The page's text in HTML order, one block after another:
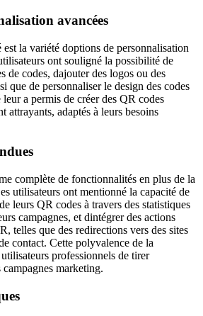
avancées
la variété doptions de personnalisation
ont souligné la possibilité de
de codes, dajouter des logos ou des
que de personnaliser le design des codes
a permis de créer des QR codes
attrayants, adaptés à leurs besoins
complète de fonctionnalités en plus de la
utilisateurs ont mentionné la capacité de
leurs QR codes à travers des statistiques
campagnes, et dintégrer des actions
telles que des redirections vers des sites
contact. Cette polyvalence de la
professionnels de tirer
marketing.